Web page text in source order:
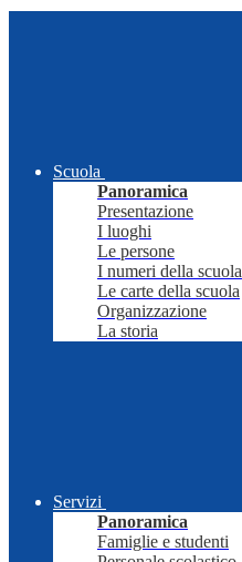
Scuola
Panoramica
Presentazione
I luoghi
Le persone
I numeri della scuola
Le carte della scuola
Organizzazione
La storia
Servizi
Panoramica
Famiglie e studenti